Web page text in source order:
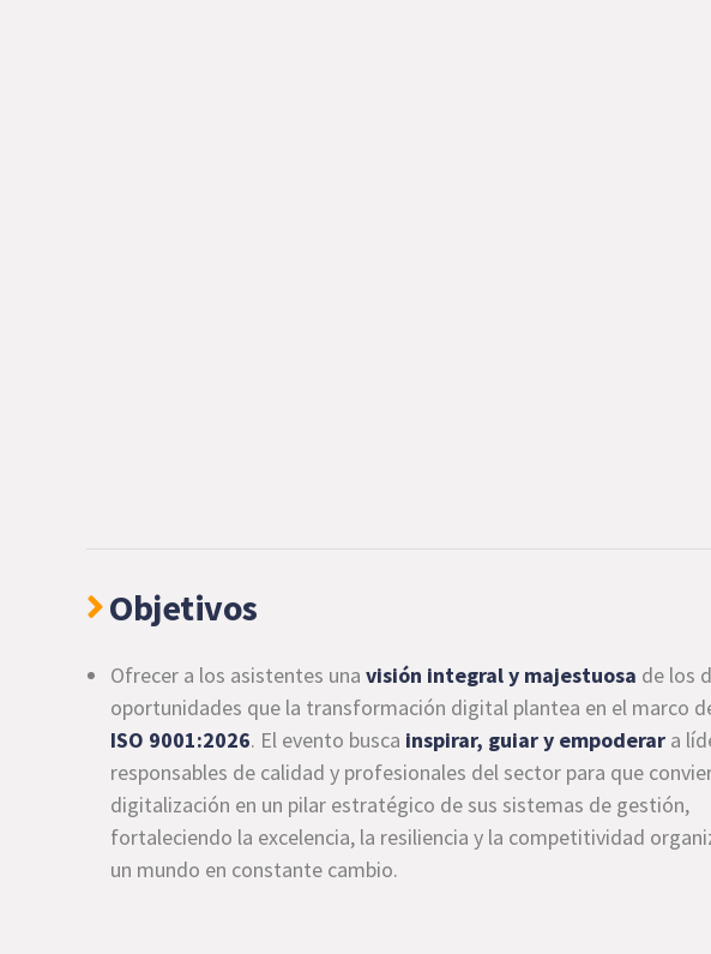
Objetivos
Ofrecer a los asistentes una visión integral y majestuosa de los
oportunidades que la transformación digital plantea en el marco
ISO 9001:2026. El evento busca inspirar, guiar y empoderar a
responsables de calidad y profesionales del sector para que
digitalización en un pilar estratégico de sus sistemas de gestión,
fortaleciendo la excelencia, la resiliencia y la competitividad
un mundo en constante cambio.